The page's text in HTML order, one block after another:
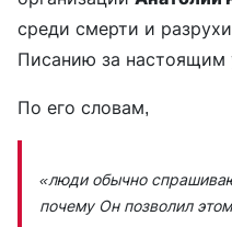
среди смерти и
Писанию за
По его словам,
«люди обычно
почему Он позволил